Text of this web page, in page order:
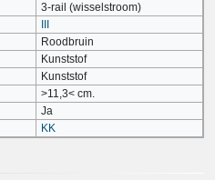
3-rail (wisselstroom)
Roodbruin
Kunststof
Kunststof
>11,3< cm.
Ja
KK